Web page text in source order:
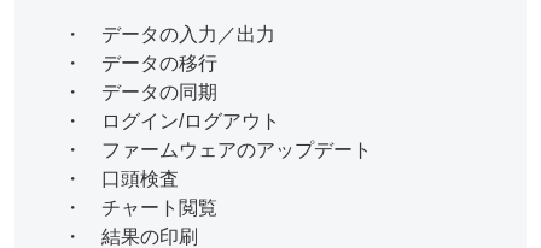
・ データの入力／出力
・ データの移行
・ データの同期
・ ログイン/ログアウト
・ ファームウェアのアップデート
・ 口頭検査
・ チャート閲覧
・ 結果の印刷